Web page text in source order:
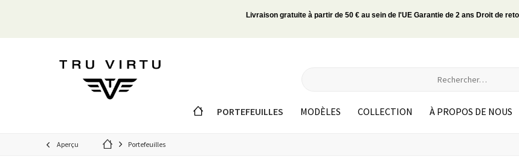
Livraison gratuite à partir de 50 € au sein de l'UE Garantie de 2 ans Droit de
PORTEFEUILLES MODÈLES COLLECTION À PROPOS DE NOUS
Aperçu Portefeuilles